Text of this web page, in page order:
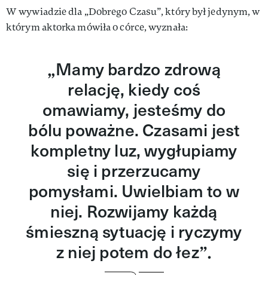
W wywiadzie dla „Dobrego Czasu”, który był jedynym, w
którym aktorka mówiła o córce, wyznała:
„Mamy bardzo zdrową
relację, kiedy coś
omawiamy, jesteśmy do
bólu poważne. Czasami jest
kompletny luz, wygłupiamy
się i przerzucamy
pomysłami. Uwielbiam to w
niej. Rozwijamy każdą
śmieszną sytuację i ryczymy
z niej potem do łez”.